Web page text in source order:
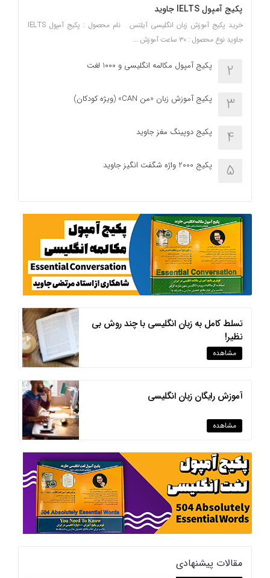
پکیج آمپول IELTS جاوید
خرید پکیج آموزش زبان انگلیسی آیلتس نام محصول : پکیج آمپول IELTS
جاوید نوع محصول : ۳۰ ساعت آموزش …
2 پکیج آمپول مکالمه انگلیسی و 1000 لغت
3 پکیج آموزش زبان «من CAN» (ویژه کودکان)
4 پکیج دوپینگ مغز جاوید
5 پکیج 2000 واژه شگفت انگیز جاوید
تسلط کامل به زبان انگلیسی با چند روش بی
نظیر!
مشاهده
آموزش رایگان زبان انگلیسی
مشاهده
مقالات پیشنهادی